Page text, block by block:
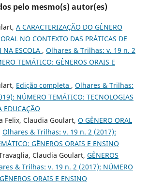
pelo mesmo(s) autor(es)
A CARACTERIZAÇÃO DO GÊNERO
NO CONTEXTO DAS PRÁTICAS DE
NA ESCOLA , Olhares & Trilhas: v. 19 n. 2
TEMÁTICO: GÊNEROS ORAIS E
Edição completa , Olhares & Trilhas:
NÚMERO TEMÁTICO: TECNOLOGIAS
EDUCAÇÃO
Felix, Claudia Goulart, O GÊNERO ORAL
Olhares & Trilhas: v. 19 n. 2 (2017):
GÊNEROS ORAIS E ENSINO
Claudia Goulart, GÊNEROS
& Trilhas: v. 19 n. 2 (2017): NÚMERO
ORAIS E ENSINO